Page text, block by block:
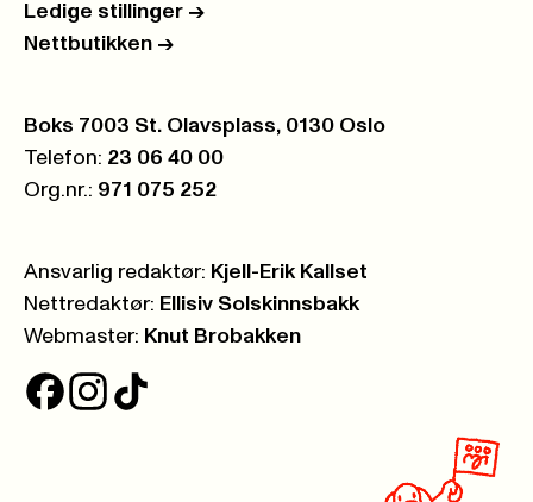
Ledige stillinger ->
Nettbutikken ->
Postboks:
Boks 7003 St. Olavsplass, 0130 Oslo
Telefon: 23 06 40 00
Org.nr.: 971 075 252
Ansvarlig redaktør: Kjell-Erik Kallset
Nettredaktør: Ellisiv Solskinnsbakk
Webmaster: Knut Brobakken